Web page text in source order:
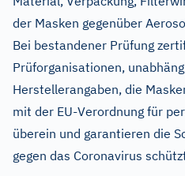
der Masken gegenüber
Bei bestandener Prüfung
Prüforganisationen,
Herstellerangaben, die
mit der EU-Verordnung für
überein und garantieren die
gegen das Coronavirus